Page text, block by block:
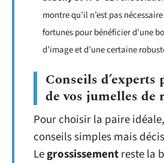
montre qu’il n’est pas
fortunes pour bénéficier d’une
d’image et d’une certaine
Conseils d’experts
de vos jumelles de
Pour choisir la paire
conseils simples mais
Legrossissementreste la